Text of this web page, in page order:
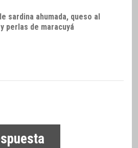
sardina ahumada, queso al
perlas de maracuyá